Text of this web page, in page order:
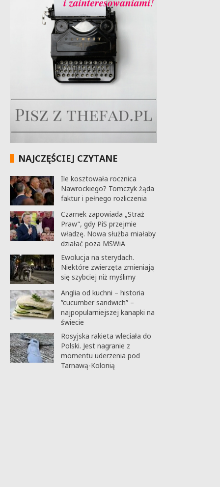
NAJCZĘŚCIEJ CZYTANE
Ile kosztowała rocznica
Nawrockiego? Tomczyk żąda
faktur i pełnego rozliczenia
Czarnek zapowiada „Straż
Praw”, gdy PiS przejmie
władzę. Nowa służba miałaby
działać poza MSWiA
Ewolucja na sterydach.
Niektóre zwierzęta zmieniają
się szybciej niż myślimy
Anglia od kuchni – historia
”cucumber sandwich” –
najpopularniejszej kanapki na
świecie
Rosyjska rakieta wleciała do
Polski. Jest nagranie z
momentu uderzenia pod
Tarnawą-Kolonią